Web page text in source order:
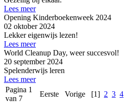
Lees meer
Opening Kinderboekenweek 2024
02 oktober 2024
Lekker eigenwijs lezen!
Lees meer
World Cleanup Day, weer succesvol!
20 september 2024
Spelenderwijs leren
Lees meer
Pagina 1
van 7
Eerste Vorige [1] 2 3 4